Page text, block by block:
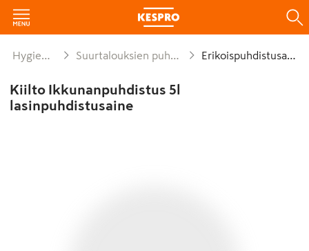
Hygienia ja siivous Suurtalouksien puhdistus- ja hoitoaineet Erikoispuhdistusaineet
Kiilto Ikkunanpuhdistus 5l
lasinpuhdistusaine